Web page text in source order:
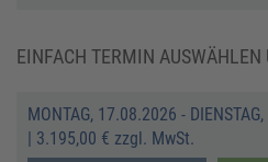
EINFACH TERMIN AUSWÄHLEN
MONTAG, 17.08.2026 -
| 3.195,00 € zzgl. MwSt.